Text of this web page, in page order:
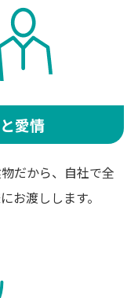
愛情
だから、自社で全
お渡しします。